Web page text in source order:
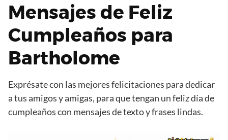
Mensajes de Feliz
Cumpleaños para
Bartholome
Exprésate con las mejores felicitaciones para dedicar
a tus amigos y amigas, para que tengan un feliz día de
cumpleaños con mensajes de texto y frases lindas.